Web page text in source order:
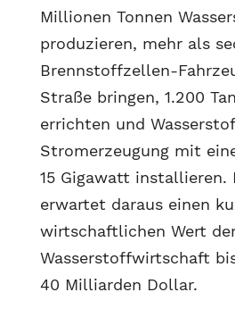
Millionen Tonnen
produzieren, mehr als
Brennstoffzellen-
Straße bringen, 1.200
errichten und
Stromerzeugung mit
15 Gigawatt installieren.
erwartet daraus einen
wirtschaftlichen Wert
Wasserstoffwirtschaft
40 Milliarden Dollar.